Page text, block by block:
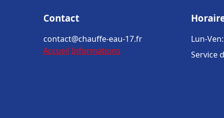
Contact
contact@chauffe-eau-17.fr
Accueil Informations
Lun-
Service